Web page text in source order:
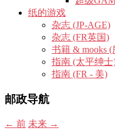
纸的游戏
杂志 (JP-AGE)
杂志 (FR英国)
书籍 & mooks (
指南 (太平绅士
指南 (FR - 美)
邮政导航
← 前 未来 →